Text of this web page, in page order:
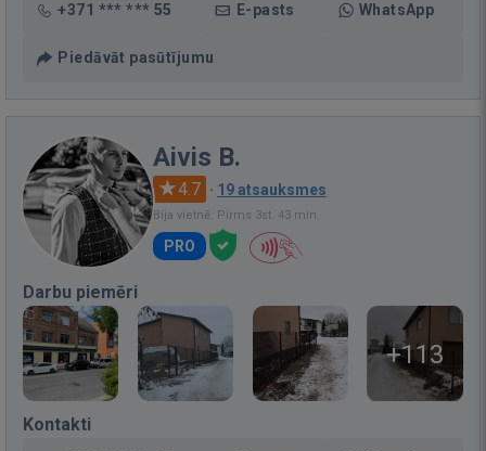
+371 *** *** 55 E-pasts WhatsApp
Piedāvāt pasūtījumu
Aivis B.
4.7 · 19 atsauksmes
Bija vietnē: Pirms 3st. 43 min.
PRO
Darbu piemēri
+113
Kontakti